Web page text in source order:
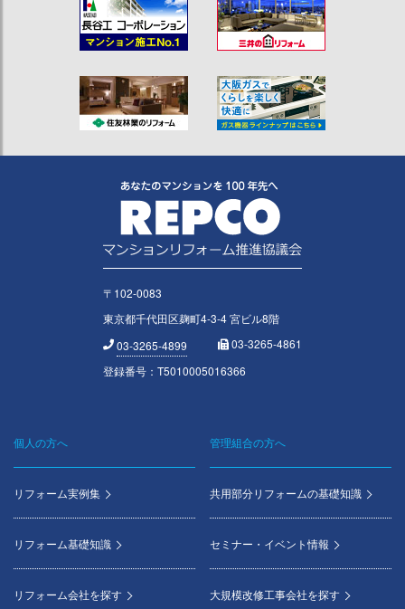
〒102-0083
東京都千代田区麹町4-3-4 宮ビル8階
03-3265-4899
03-3265-4861
登録番号：T5010005016366
Footer
menu
個人の方へ
リフォーム実例集
リフォーム基礎知識
リフォーム会社を探す
管理組合の方へ
共用部分リフォームの基礎知識
セミナー・イベント情報
大規模改修工事会社を探す